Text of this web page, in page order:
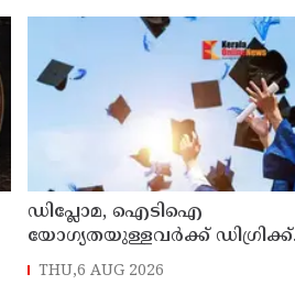
ഡിപ്ലോമ, ഐടിഐ
യോഗ്യതയുള്ളവര്‍ക്ക് ഡിഗ്രിക്ക്
പ്രവേശനം ; ബിരുദ
THU,6 AUG 2026